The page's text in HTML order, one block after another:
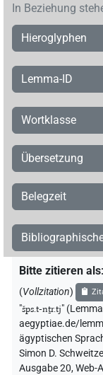
In Beziehung
Hieroglyphen
Lemma-ID
Wortklasse
Übersetzung
Belegzeit
Bitte zitieren als:
(Vollzitation)
"šps.t-nṯr.tj"
aegyptiae.de/
ägyptischen
Simon D.
Ausgabe 20, Web-